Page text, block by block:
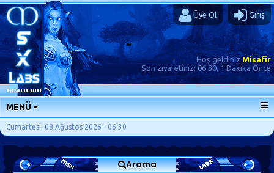
Üye Ol Giriş
Hoş geldinizMisafir
Son ziyaretiniz: 06:30, 1 Dakika Önce
MENÜ
ANA SAYFA
FORUMLAR
SORU-CEVAP
Cumartesi, 08 Ağustos 2026 - 06:30
Arama